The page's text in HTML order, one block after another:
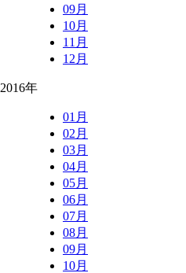
09月
10月
11月
12月
2016年
01月
02月
03月
04月
05月
06月
07月
08月
09月
10月